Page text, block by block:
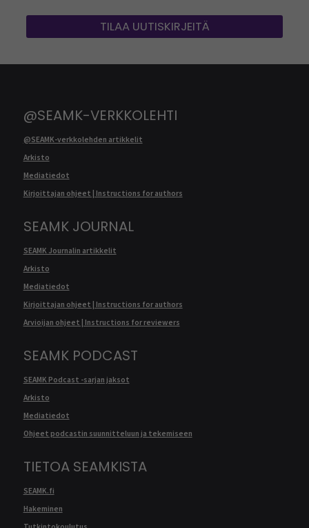
TILAA UUTISKIRJEITÄ
@SEAMK-VERKKOLEHTI
@SEAMK-verkkolehden artikkelit
Arkisto
Mediatiedot
Kirjoittajan ohjeet | Instructions for authors
SEAMK JOURNAL
SEAMK Journalin artikkelit
Arkisto
Mediatiedot
Kirjoittajan ohjeet | Instructions for authors
Arvioijan ohjeet | Instructions for reviewers
SEAMK PODCAST
SEAMK Podcast -sarjan jaksot
Arkisto
Mediatiedot
Ohjeet podcastin suunnitteluun ja tekemiseen
TIETOA SEAMKISTA
SEAMK.fi
Hakeminen